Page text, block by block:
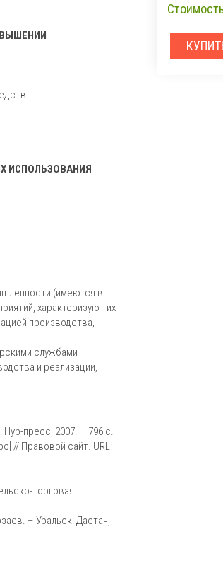
ИСПОЛЬЗОВАНИЯ
(имеются в
характеризуют их
производства,
службами
и реализации,
пресс, 2007. – 796 с.
// Правовой сайт. URL:
торговая
– Уральск: Дастан,